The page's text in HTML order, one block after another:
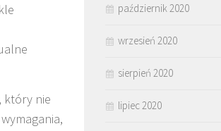
który nie
październik 2020
wrzesień 2020
sierpień 2020
lipiec 2020